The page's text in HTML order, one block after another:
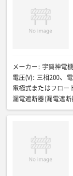
メーカー : 宇賀神電機
電圧(V): 三相200
電極式またはフロー
漏電遮断器(漏電遮
450
全幅(mm): 250